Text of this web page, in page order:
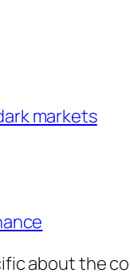
markets
about the